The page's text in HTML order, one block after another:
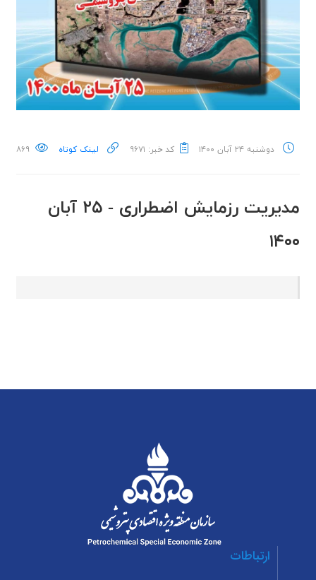
دوشنبه ۲۴ آبان ۱۴۰۰ کد خبر: ۹۶۷۱ لینک کوتاه ۸۶۹
مدیریت رزمایش اضطراری - ۲۵ آبان
۱۴۰۰
ارتباطات